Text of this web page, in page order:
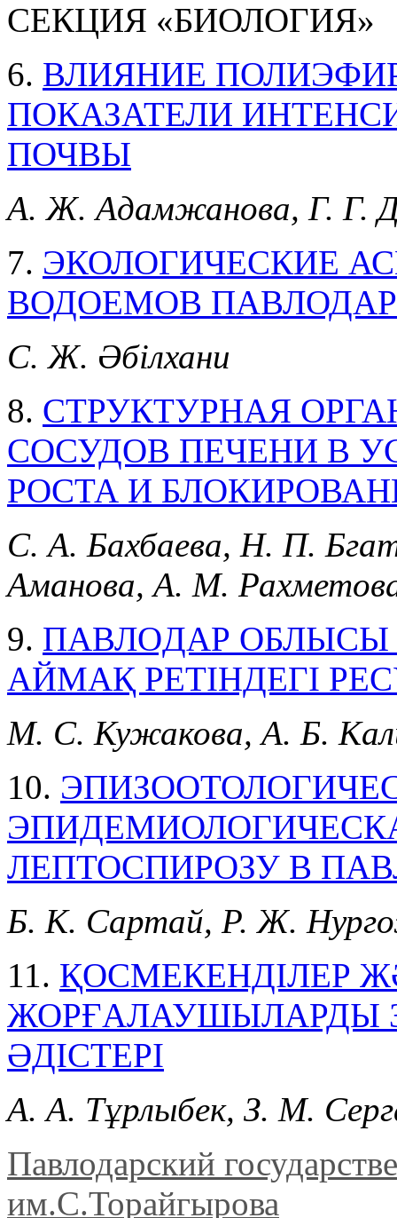
СЕКЦИЯ «БИОЛОГИЯ»
6. ВЛИЯНИЕ
ПОКАЗАТЕЛИ
ПОЧВЫ
А. Ж. Адамжанова, Г. Г.
7. ЭКОЛОГИЧЕСКИЕ
ВОДОЕМОВ
С. Ж. Әбілхани
8. СТРУКТУРНАЯ
СОСУДОВ ПЕЧЕНИ В
РОСТА И
С. А. Бахбаева, Н. П.
Аманова, А. М.
9. ПAВЛOДAР
AЙМAҚ РEТIНДEГI
М. С. Кужакова, А. Б.
10.
ЛЕПТОСПИРОЗУ В
Б. К. Сартай, Р. Ж.
11. ҚОСМЕКЕНДІЛЕР
ЖОРҒАЛАУШЫЛАРДЫ
ӘДІСТЕРІ
А. А. Тұрлыбек, З. М.
Павлодарский
им.С.Торайгырова